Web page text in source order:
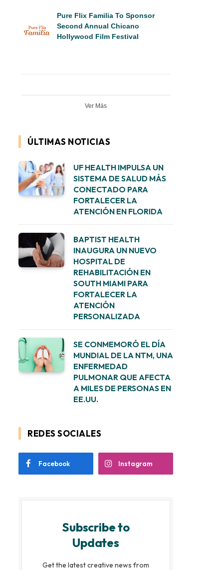
Pure Flix Familia To Sponsor
Second Annual Chicano
Hollywood Film Festival
Ver Más
ÚLTIMAS NOTICIAS
UF HEALTH IMPULSA UN
SISTEMA DE SALUD MÁS
CONECTADO PARA
FORTALECER LA
ATENCIÓN EN FLORIDA
BAPTIST HEALTH
INAUGURA UN NUEVO
HOSPITAL DE
REHABILITACIÓN EN
SOUTH MIAMI PARA
FORTALECER LA
ATENCIÓN
PERSONALIZADA
SE CONMEMORÓ EL DÍA
MUNDIAL DE LA NTM, UNA
ENFERMEDAD
PULMONAR QUE AFECTA
A MILES DE PERSONAS EN
EE.UU.
REDES SOCIALES
Facebook Instagram
Subscribe to
Updates
Get the latest creative news from